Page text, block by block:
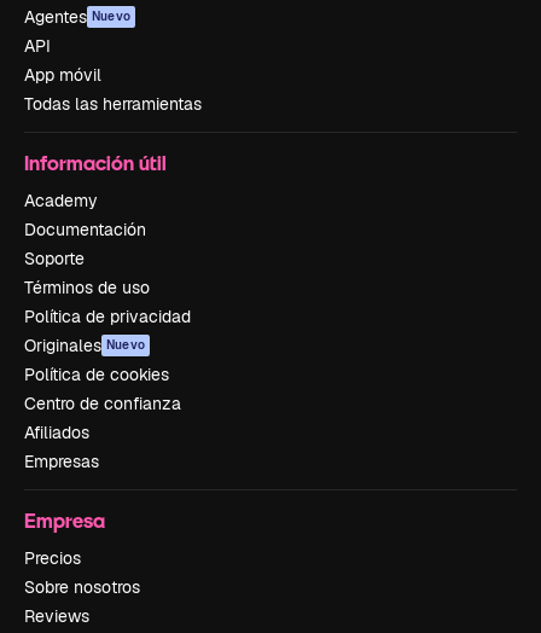
Agentes Nuevo
API
App móvil
Todas las herramientas
Información útil
Academy
Documentación
Soporte
Términos de uso
Política de privacidad
Originales Nuevo
Política de cookies
Centro de confianza
Afiliados
Empresas
Empresa
Precios
Sobre nosotros
Reviews